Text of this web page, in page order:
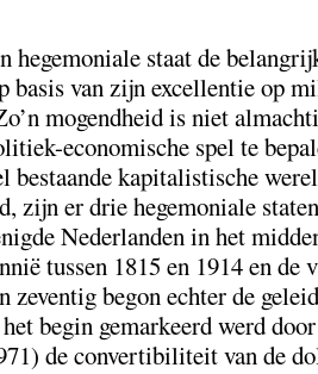
hegemoniale staat de
basis van zijn excellentie op
mogendheid is niet
economische spel te
bestaande kapitalistische
zijn er drie hegemoniale
Nederlanden in het
tussen 1815 en 1914 en de
zeventig begon echter de
begin gemarkeerd werd
de convertibiliteit van de